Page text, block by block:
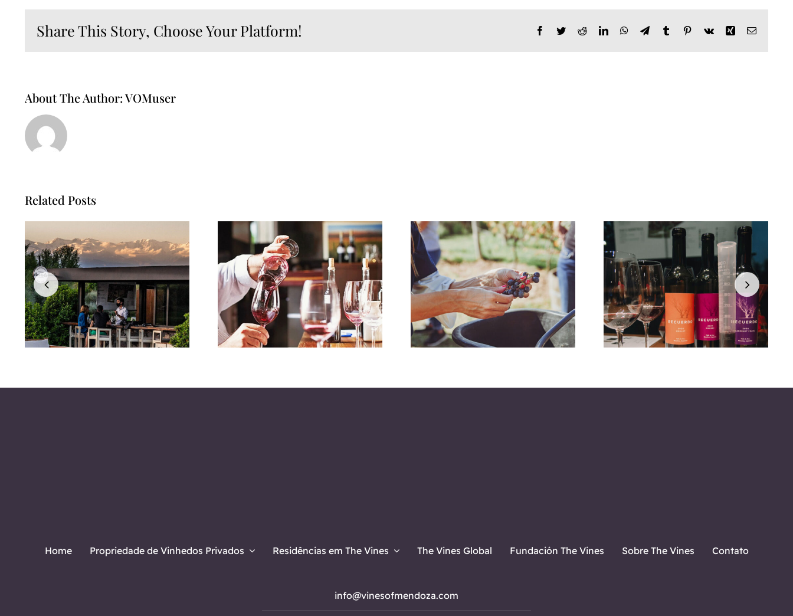
Share This Story, Choose Your Platform! Facebook
TwitterRedditLinkedInWhatsApp
TelegramTumblr Pinterest
Vk Xing Email
About The Author:VOMuser
Related Posts
A Arte Do Blending
Descobrindo
Varietais
Carvalho E Vinho
Home Propriedade de Vinhedos Privados Residências em The Vines The Vines Global Fundación The Vines Sobre The Vines Contato
info@vinesofmendoza.com